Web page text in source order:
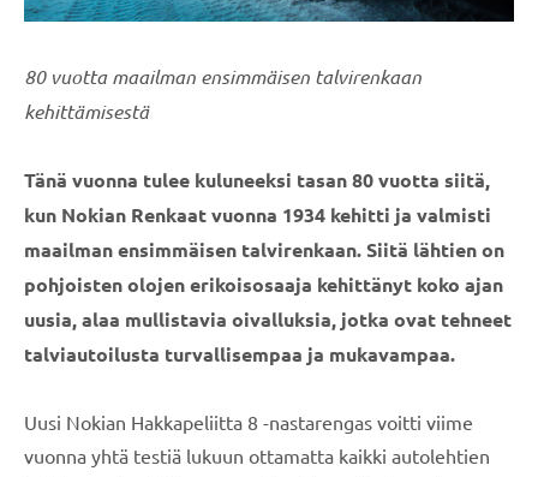
80 vuotta maailman ensimmäisen talvirenkaan
kehittämisestä
Tänä vuonna tulee kuluneeksi tasan 80 vuotta siitä,
kun Nokian Renkaat vuonna 1934 kehitti ja valmisti
maailman ensimmäisen talvirenkaan. Siitä lähtien on
pohjoisten olojen erikoisosaaja kehittänyt koko ajan
uusia, alaa mullistavia oivalluksia, jotka ovat tehneet
talviautoilusta turvallisempaa ja mukavampaa.
Uusi Nokian Hakkapeliitta 8 -nastarengas voitti viime
vuonna yhtä testiä lukuun ottamatta kaikki autolehtien